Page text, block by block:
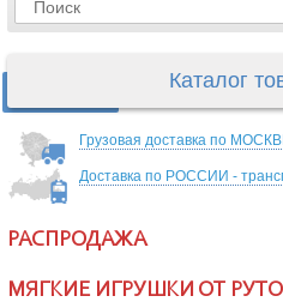
Каталог
Грузовая доставка по
Доставка по РОССИИ -
РАСПРОДАЖА
МЯГКИЕ ИГРУШКИ ОТ